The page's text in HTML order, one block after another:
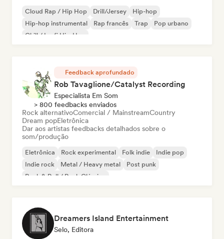
Cloud Rap / Hip Hop Drill/Jersey
Hip-hop
Hip-hop instrumental
Rap francês Trap
Pop urbano
Chill / Lo-fi Hip-Hop
Feedback aprofundado
Rob Tavaglione/Catalyst Recording
Especialista Em Som
> 800 feedbacks enviados
Rock alternativoComercial / MainstreamCountry
Dream popEletrônica
Dar aos artistas feedbacks detalhados sobre o
som/produção
Eletrônica Rock experimental Folk indie
Indie pop
Indie rock
Metal / Heavy metal
Post punk
Rock & Roll / Rock Clássico
Dreamers Island Entertainment
Selo, Editora